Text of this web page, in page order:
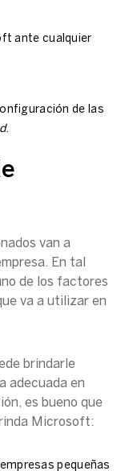
ante cualquier
de las
.
van a
En tal
de los factores
va a utilizar en
brindarle
adecuada en
es bueno que
Microsoft:
pequeñas